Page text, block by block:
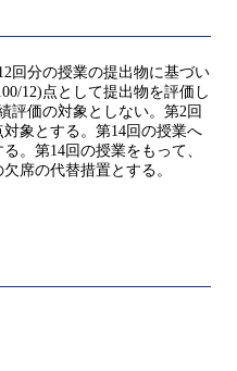
回分の授業の提出物に基づい
12)点として提出物を評価し
評価の対象としない。第2回
象とする。第14回の授業へ
。第14回の授業をもって、
席の代替措置とする。